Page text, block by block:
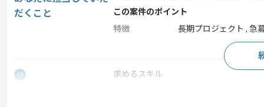
だくこと
この案件のポイント
特徴
長期プロジェクト , 急
求めるスキル